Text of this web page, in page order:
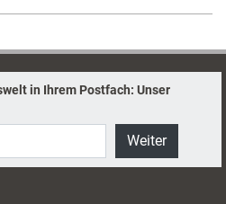
in Ihrem Postfach: Unser
Weiter